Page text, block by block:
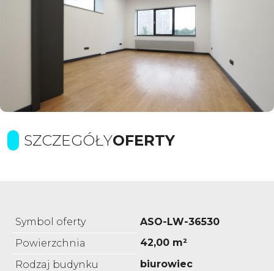
SZCZEGÓŁYOFERTY
Symbol oferty
ASO-LW-36530
Powierzchnia
42,00 m²
Rodzaj budynku
biurowiec